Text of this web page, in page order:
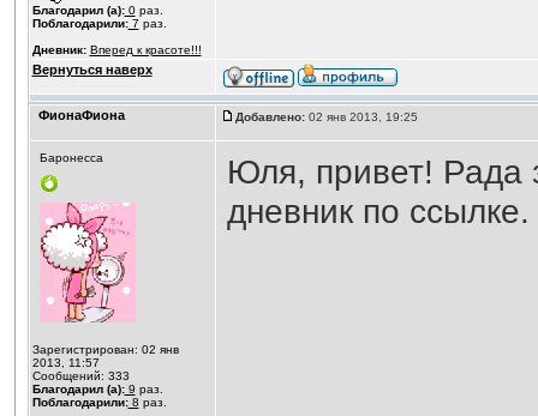
Благодарил (а):0раз.
Поблагодарили:7 раз.
Дневник: Вперед к красоте!!!
Вернуться наверх
ФионаФиона Добавлено:02 янв 2013, 19:25
Баронесса
Зарегистрирован: 02 янв
2013, 11:57
Сообщений: 333
Благодарил (а):9 раз.
Поблагодарили:8 раз.
Юля, привет! Рада
дневник по ссылке.